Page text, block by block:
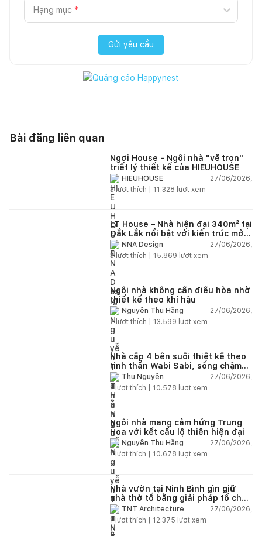
Hạng mục *
Gửi yêu cầu
Bài đăng liên quan
Ngơi House - Ngôi nhà "vẽ trọn"
triết lý thiết kế của HIEUHOUSE
HIEUHOUSE
27/06/2026,
3lượt thích | 11.328 lượt xem
LT House – Nhà hiện đại 340m² tại
Đắk Lắk nổi bật với kiến trúc mở
và hệ sân vườn kết nối thiên
nhiên
NNA Design
27/06/2026,
3lượt thích | 15.869 lượt xem
Ngôi nhà không cần điều hòa nhờ
thiết kế theo khí hậu
Nguyễn Thu Hằng
27/06/2026,
2lượt thích | 13.599 lượt xem
Nhà cấp 4 bên suối thiết kế theo
tinh thần Wabi Sabi, sống chậm
giữa thiên nhiên
Thu Nguyễn
27/06/2026,
1lượt thích | 10.578 lượt xem
Ngôi nhà mang cảm hứng Trung
Hoa với kết cấu lộ thiên hiện đại
Nguyễn Thu Hằng
27/06/2026,
1lượt thích | 10.678 lượt xem
Nhà vườn tại Ninh Bình gìn giữ
nhà thờ tổ bằng giải pháp tổ chức
lại không gian
TNT Architecture
27/06/2026,
1lượt thích | 12.375 lượt xem